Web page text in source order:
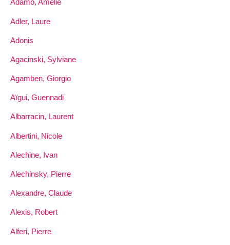
Adamo, Amélie
Adler, Laure
Adonis
Agacinski, Sylviane
Agamben, Giorgio
Aïgui, Guennadi
Albarracin, Laurent
Albertini, Nicole
Alechine, Ivan
Alechinsky, Pierre
Alexandre, Claude
Alexis, Robert
Alferi, Pierre